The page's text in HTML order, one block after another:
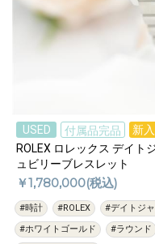
USED 付属品完品
新
ROLEX ロレックス デイト
ュビリーブレスレット
￥1,780,000(税込)
#時計 #ROLEX #デイトジ
#ホワイトゴールド
#ラウンド